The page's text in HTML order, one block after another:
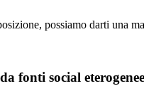
possiamo darti una
fonti social eterogenee